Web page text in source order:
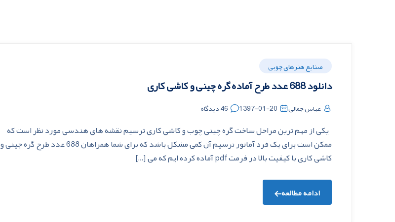
صنایع هنرهای چوبی
دانلود 688 عدد طرح آماده گره چینی و کاشی کاری
عباس جمالی 1397-01-20 46 دیدگاه
یکی از مهم ترین مراحل ساخت گره چینی چوب و کاشی کاری ترسیم نقشه های هندسی مورد نظر است که
ممکن است برای یک فرد آماتور ترسیم آن کمی مشکل باشد که برای شما همراهان 688 عدد طرح گره چینی و
کاشی کاری با کیفیت بالا در فرمت pdf آماده کرده ایم که می […]
ادامه مطالعه